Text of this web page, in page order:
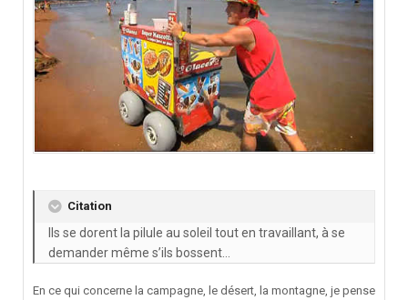
Citation
Ils se dorent la pilule au soleil tout en travaillant, à se
demander même s’ils bossent…
En ce qui concerne la campagne, le désert, la montagne, je pense